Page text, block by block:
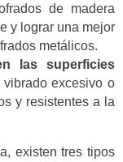
de madera
y lograr una mejor
metálicos.
las superficies
excesivo o
y resistentes a la
existen tres tipos